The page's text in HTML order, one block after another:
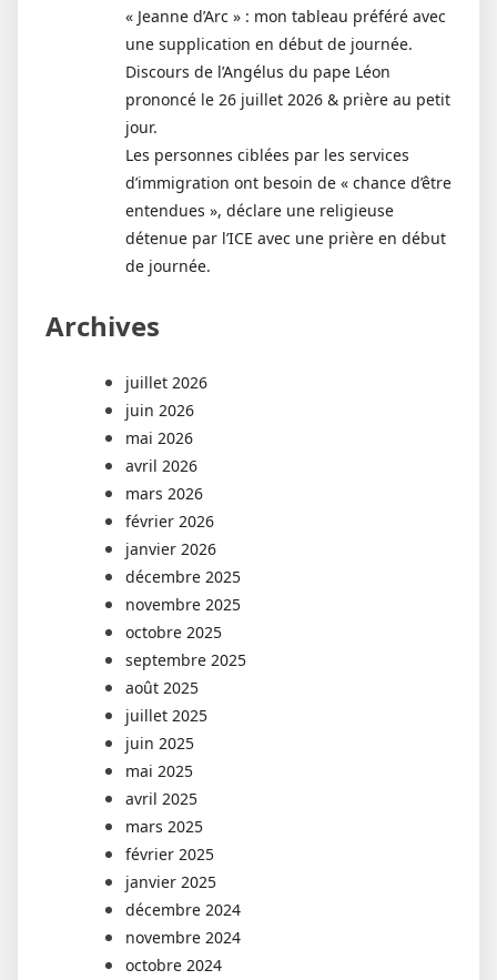
« Jeanne d’Arc » : mon tableau préféré avec
une supplication en début de journée.
Discours de l’Angélus du pape Léon
prononcé le 26 juillet 2026 & prière au petit
jour.
Les personnes ciblées par les services
d’immigration ont besoin de « chance d’être
entendues », déclare une religieuse
détenue par l’ICE avec une prière en début
de journée.
Archives
juillet 2026
juin 2026
mai 2026
avril 2026
mars 2026
février 2026
janvier 2026
décembre 2025
novembre 2025
octobre 2025
septembre 2025
août 2025
juillet 2025
juin 2025
mai 2025
avril 2025
mars 2025
février 2025
janvier 2025
décembre 2024
novembre 2024
octobre 2024